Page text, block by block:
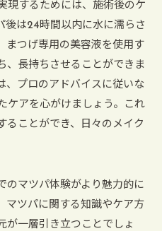
現するためには、施術後のケ
後は24時間以内に水に濡らさ
まつげ専用の美容液を使用す
、長持ちさせることができま
、プロのアドバイスに従いな
ケアを心がけましょう。これ
ることができ、日々のメイク
のマツパ体験がより魅力的に
マツパに関する知識やケア方
が一層引き立つことでしょ